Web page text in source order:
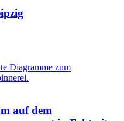
auf dem